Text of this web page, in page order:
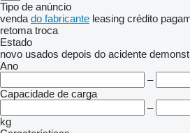
Tipo de anúncio
venda do fabricante leasing crédito
retoma troca
Estado
novo usados depois do acidente
Ano
–
Capacidade de carga
–
kg